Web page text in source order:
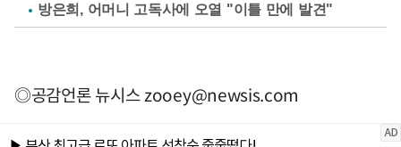
방은희, 어머니 고독사에 오열 "이틀 만에 발견"
◎공감언론 뉴시스zooey@newsis.com